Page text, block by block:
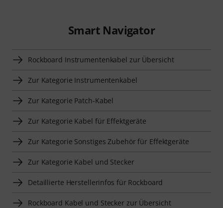
Smart Navigator
Rockboard Instrumentenkabel zur Übersicht
Zur Kategorie Instrumentenkabel
Zur Kategorie Patch-Kabel
Zur Kategorie Kabel für Effektgeräte
Zur Kategorie Sonstiges Zubehör für Effektgeräte
Zur Kategorie Kabel und Stecker
Detaillierte Herstellerinfos für Rockboard
Rockboard Kabel und Stecker zur Übersicht